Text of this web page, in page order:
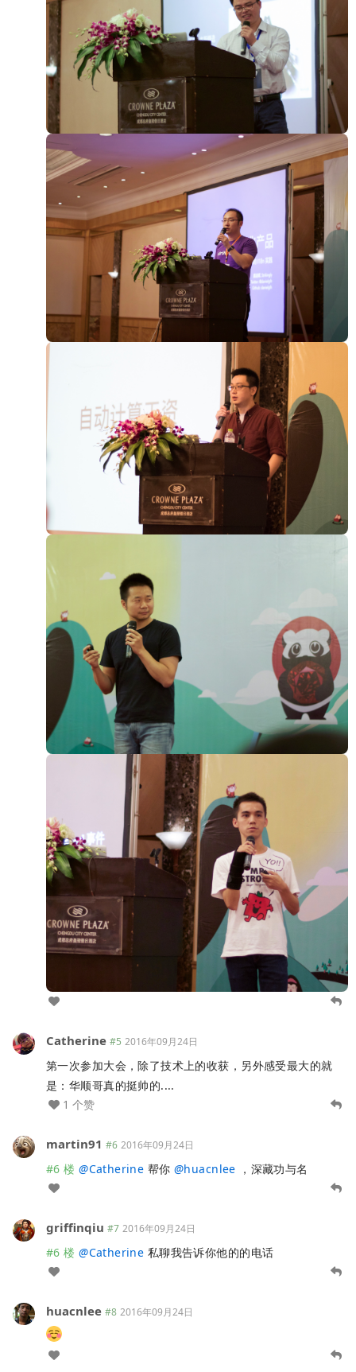
Catherine #5 2016年09月24日
第一次参加大会，除了技术上的收获，另外感受最大的就
是：华顺哥真的挺帅的....
1 个赞
martin91 #6 2016年09月24日
#6 楼 @Catherine 帮你 @huacnlee ，深藏功与名
griffinqiu #7 2016年09月24日
#6 楼 @Catherine 私聊我告诉你他的的电话
huacnlee #8 2016年09月24日